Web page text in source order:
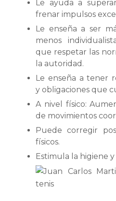
Le ayuda a
frenar impulsos
Le enseña a ser
menos
que respetar las
la autoridad.
Le enseña a tener
y obligaciones que
A nivel físico:
de movimientos
Puede corregir
físicos.
Estimula la higiene y